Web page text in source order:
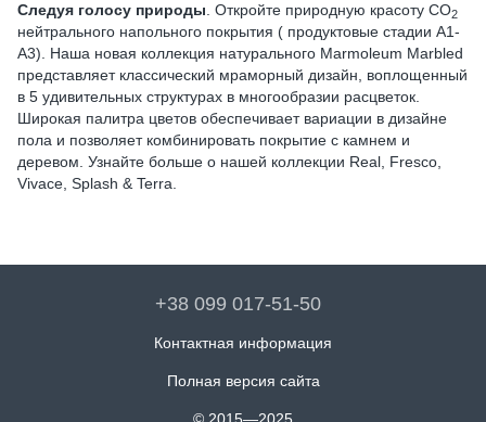
Следуя голосу природы. Откройте природную красоту CO2
нейтрального напольного покрытия ( продуктовые стадии А1-
А3). Наша новая коллекция натурального Marmoleum Marbled
представляет классический мраморный дизайн, воплощенный
в 5 удивительных структурах в многообразии расцветок.
Широкая палитра цветов обеспечивает вариации в дизайне
пола и позволяет комбинировать покрытие с камнем и
деревом. Узнайте больше о нашей коллекции Real, Fresco,
Vivace, Splash & Terra.
+38 099 017-51-50
Контактная информация
Полная версия сайта
© 2015—2025